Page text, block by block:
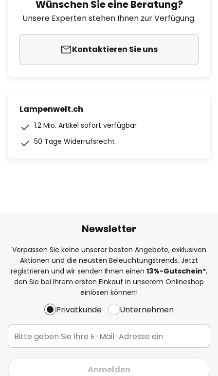
Wünschen Sie eine Beratung?
Unsere Experten stehen Ihnen zur Verfügung.
Kontaktieren Sie uns
Lampenwelt.ch
1.2 Mio. Artikel sofort verfügbar
50 Tage Widerrufsrecht
Newsletter
Verpassen Sie keine unserer besten Angebote, exklusiven
Aktionen und die neusten Beleuchtungstrends. Jetzt
registrieren und wir senden Ihnen einen 13%-Gutschein*,
den Sie bei Ihrem ersten Einkauf in unserem Onlineshop
einlösen können!
Privatkunde Unternehmen
Anmelden